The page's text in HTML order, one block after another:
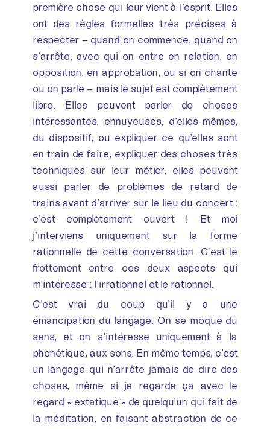
première chose qui leur vient à l’esprit. Elles
ont des règles formelles très précises à
respecter – quand on commence, quand on
s’arrête, avec qui on entre en relation, en
opposition, en approbation, ou si on chante
ou on parle – mais le sujet est complètement
libre. Elles peuvent parler de choses
intéressantes, ennuyeuses, d’elles-mêmes,
du dispositif, ou expliquer ce qu’elles sont
en train de faire, expliquer des choses très
techniques sur leur métier, elles peuvent
aussi parler de problèmes de retard de
trains avant d’arriver sur le lieu du concert :
c’est complètement ouvert ! Et moi
j’interviens uniquement sur la forme
rationnelle de cette conversation. C’est le
frottement entre ces deux aspects qui
m’intéresse : l’irrationnel et le rationnel.
C’est vrai du coup qu’il y a une
émancipation du langage. On se moque du
sens, et on s’intéresse uniquement à la
phonétique, aux sons. En même temps, c’est
un langage qui n’arrête jamais de dire des
choses, même si je regarde ça avec le
regard « extatique » de quelqu’un qui fait de
la méditation, en faisant abstraction de ce